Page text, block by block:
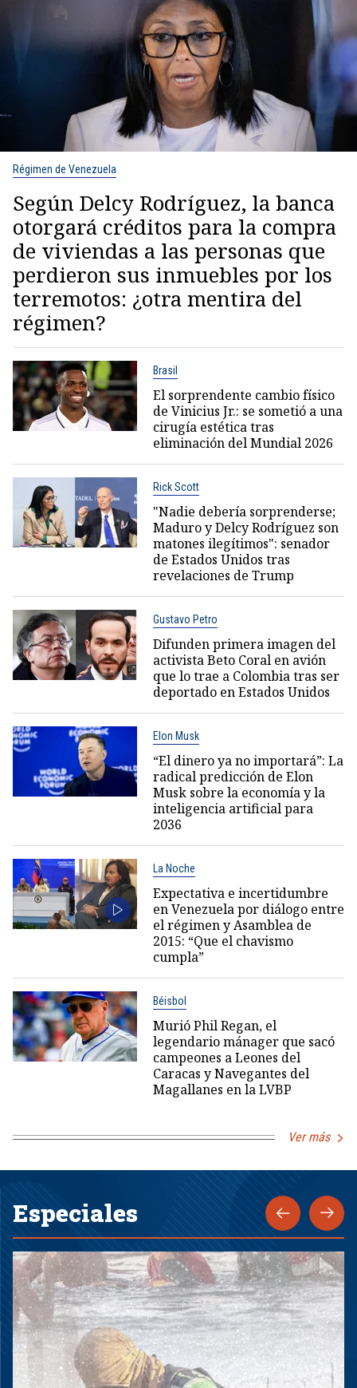
Régimen de Venezuela
Según Delcy Rodríguez, la banca
otorgará créditos para la compra
de viviendas a las personas que
perdieron sus inmuebles por los
terremotos: ¿otra mentira del
régimen?
Brasil
El sorprendente cambio físico
de Vinicius Jr.: se sometió a una
cirugía estética tras
eliminación del Mundial 2026
Rick Scott
"Nadie debería sorprenderse;
Maduro y Delcy Rodríguez son
matones ilegítimos": senador
de Estados Unidos tras
revelaciones de Trump
Gustavo Petro
Difunden primera imagen del
activista Beto Coral en avión
que lo trae a Colombia tras ser
deportado en Estados Unidos
Elon Musk
“El dinero ya no importará”: La
radical predicción de Elon
Musk sobre la economía y la
inteligencia artificial para
2036
La Noche
Expectativa e incertidumbre
en Venezuela por diálogo entre
el régimen y Asamblea de
2015: “Que el chavismo
cumpla”
Béisbol
Murió Phil Regan, el
legendario mánager que sacó
campeones a Leones del
Caracas y Navegantes del
Magallanes en la LVBP
Ver más
Especiales